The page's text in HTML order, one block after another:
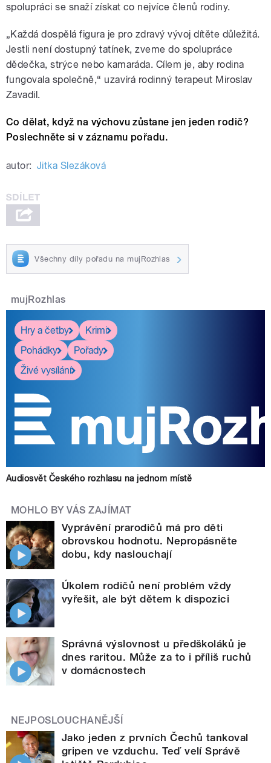
spolupráci se snaží získat co nejvíce členů rodiny.
„Každá dospělá figura je pro zdravý vývoj dítěte důležitá.
Jestli není dostupný tatínek, zveme do spolupráce
dědečka, strýce nebo kamaráda. Cílem je, aby rodina
fungovala společně,“ uzavírá rodinný terapeut Miroslav
Zavadil.
Co dělat, když na výchovu zůstane jen jeden rodič?
Poslechněte si v záznamu pořadu.
autor: Jitka Slezáková
Všechny díly pořadu na mujRozhlas
mujRozhlas
Hry a četby
Krimi
Pohádky
Pořady
Živé vysílání
Audiosvět Českého rozhlasu na jednom místě
MOHLO BY VÁS ZAJÍMAT
Vyprávění prarodičů má pro děti
obrovskou hodnotu. Nepropásněte
dobu, kdy naslouchají
Úkolem rodičů není problém vždy
vyřešit, ale být dětem k dispozici
Správná výslovnost u předškoláků je
dnes raritou. Může za to i příliš ruchů
v domácnostech
NEJPOSLOUCHANĚJŠÍ
Jako jeden z prvních Čechů tankoval
gripen ve vzduchu. Teď velí Správě